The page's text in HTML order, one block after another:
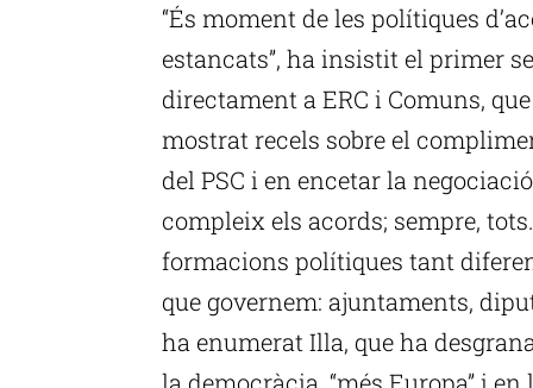
“És moment de les polítiques
estancats”, ha insistit el primer
directament a ERC i Comuns,
mostrat recels sobre el
del PSC i en encetar la
compleix els acords; sempre,
formacions polítiques tant
que governem: ajuntaments,
ha enumerat Illa, que ha
la democràcia, “més Europa” i